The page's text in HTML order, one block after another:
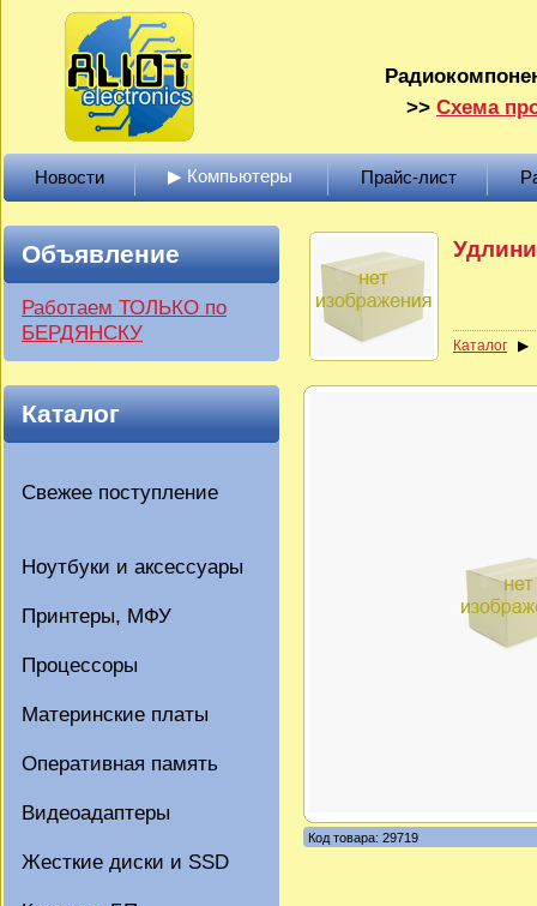
>> Схема
Новости ▶ Компьютеры Прайс-лист
Объявление
Работаем ТОЛЬКО по
БЕРДЯНСКУ
Каталог
Свежее поступление
Ноутбуки и аксессуары
Принтеры, МФУ
Процессоры
Материнские платы
Оперативная память
Видеоадаптеры
Жесткие диски и SSD
Каталог
Код товара: 29719